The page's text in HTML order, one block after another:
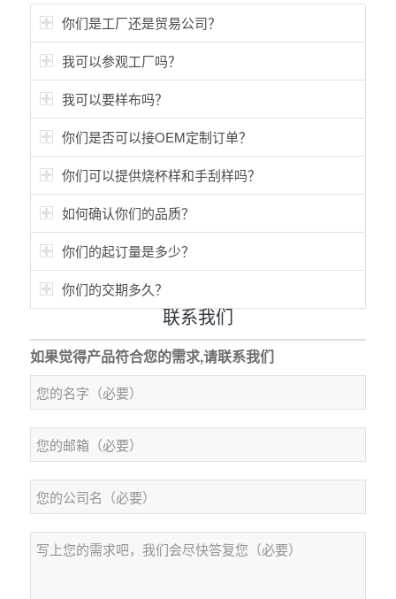
你们是工厂还是贸易公司？
我可以参观工厂吗？
我可以要样布吗？
你们是否可以接OEM定制订单？
你们可以提供烧杯样和手刮样吗？
如何确认你们的品质？
你们的起订量是多少？
你们的交期多久？
联系我们
如果觉得产品符合您的需求,请联系我们